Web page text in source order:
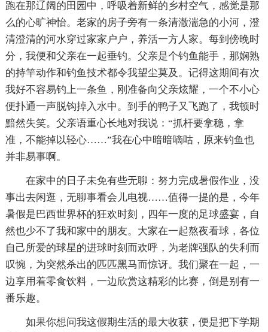
跑在那辽阔的田园中，呼吸着新鲜的乡村空气，感觉是那
么的心旷神怡。老家的房子旁有一条清澈湍急的小河，澄
清澄清的河水穿过家家户户，养活一方人家。每到傍晚时
分，我便和父亲在一起垂钓。父亲是个钓鱼能手，那娴熟
的持竿动作和钓鱼技术都令我望尘莫及。记得这期间有次
我好不容易钓上一条鱼，刚准备向父亲炫耀，一个不小心
便扑通一声脱钩掉入水中。到手的鸭子又飞跑了，我顿时
黯然失笑。父亲语重心长地对我说：“抓杆要拿稳，拿
准，不能掉以轻心……”我在心中暗暗嘀咕，原来钓鱼也
并非易事啊。
在家中的日子未免有些无聊：努力完成暑假作业，没
事出去闲逛，无聊事看会儿电视……值得一提的是，今年
暑假是巴西世界杯的狂欢时刻，四年一度的足球盛宴，自
然也少不了我和家中的朋友。大家在一起熬夜看球，各位
自己所爱的球星的进球时刻而欢呼，为老牌强队的失利而
叹惋，为突然杀出的匹匹黑马而惊讶。我们聚在一起，一
边享用着零食饮料，一边欣赏这精彩的比赛，倒是别有一
番乐趣。
如果你想问我这假期生活的最大收获，便是把下学期